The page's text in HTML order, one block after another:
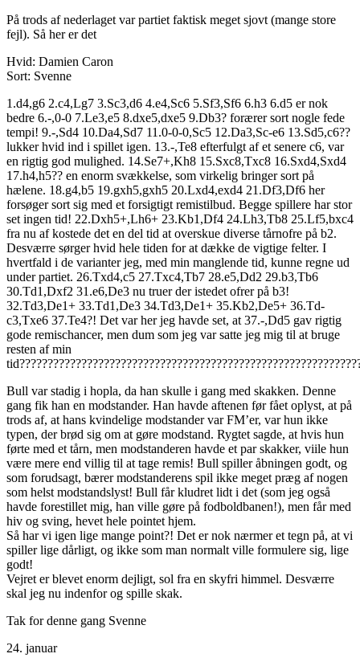
På trods af nederlaget var partiet faktisk meget sjovt (mange store
fejl). Så her er det
Hvid: Damien Caron
Sort: Svenne
1.d4,g6 2.c4,Lg7 3.Sc3,d6 4.e4,Sc6 5.Sf3,Sf6 6.h3 6.d5 er nok
bedre 6.-,0-0 7.Le3,e5 8.dxe5,dxe5 9.Db3? forærer sort nogle fede
tempi! 9.-,Sd4 10.Da4,Sd7 11.0-0-0,Sc5 12.Da3,Sc-e6 13.Sd5,c6??
lukker hvid ind i spillet igen. 13.-,Te8 efterfulgt af et senere c6, var
en rigtig god mulighed. 14.Se7+,Kh8 15.Sxc8,Txc8 16.Sxd4,Sxd4
17.h4,h5?? en enorm svækkelse, som virkelig bringer sort på
hælene. 18.g4,b5 19.gxh5,gxh5 20.Lxd4,exd4 21.Df3,Df6 her
forsøger sort sig med et forsigtigt remistilbud. Begge spillere har stor
set ingen tid! 22.Dxh5+,Lh6+ 23.Kb1,Df4 24.Lh3,Tb8 25.Lf5,bxc4
fra nu af kostede det en del tid at overskue diverse tårnofre på b2.
Desværre sørger hvid hele tiden for at dække de vigtige felter. I
hvertfald i de varianter jeg, med min manglende tid, kunne regne ud
under partiet. 26.Txd4,c5 27.Txc4,Tb7 28.e5,Dd2 29.b3,Tb6
30.Td1,Dxf2 31.e6,De3 nu truer der istedet ofrer på b3!
32.Td3,De1+ 33.Td1,De3 34.Td3,De1+ 35.Kb2,De5+ 36.Td-
c3,Txe6 37.Te4?! Det var her jeg havde set, at 37.-,Dd5 gav rigtig
gode remischancer, men dum som jeg var satte jeg mig til at bruge
resten af min
Bull var stadig i hopla, da han skulle i gang med skakken. Denne
gang fik han en modstander. Han havde aftenen før fået oplyst, at på
trods af, at hans kvindelige modstander var FM’er, var hun ikke
typen, der brød sig om at gøre modstand. Rygtet sagde, at hvis hun
førte med et tårn, men modstanderen havde et par skakker, viile hun
være mere end villig til at tage remis! Bull spiller åbningen godt, og
som forudsagt, bærer modstanderens spil ikke meget præg af nogen
som helst modstandslyst! Bull får kludret lidt i det (som jeg også
havde forestillet mig, han ville gøre på fodboldbanen!), men får med
hiv og sving, hevet hele pointet hjem.
Så har vi igen lige mange point?! Det er nok nærmer et tegn på, at vi
spiller lige dårligt, og ikke som man normalt ville formulere sig, lige
godt!
Vejret er blevet enorm dejligt, sol fra en skyfri himmel. Desværre
skal jeg nu indenfor og spille skak.
Tak for denne gang Svenne
24. januar